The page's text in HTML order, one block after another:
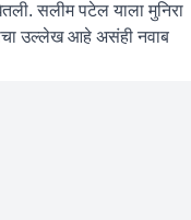
सलीम पटेल याला मुनिरा
उल्लेख आहे असंही नवाब